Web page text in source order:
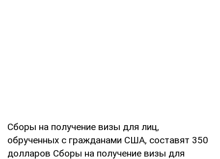
Сборы на получение визы для лиц,
обрученных с гражданами США, составят 350
долларов Сборы на получение визы для